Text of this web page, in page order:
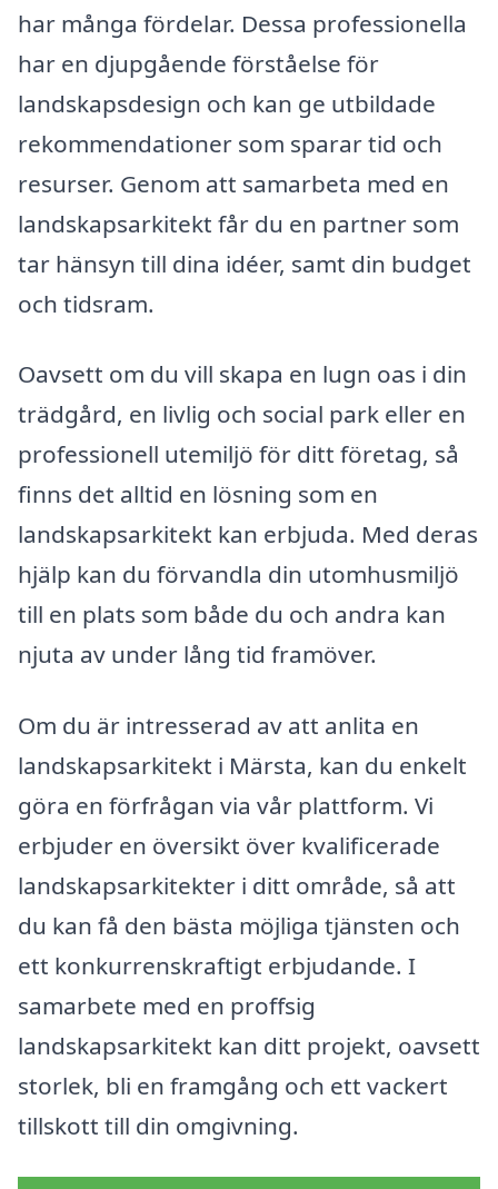
har många fördelar. Dessa professionella
har en djupgående förståelse för
landskapsdesign och kan ge utbildade
rekommendationer som sparar tid och
resurser. Genom att samarbeta med en
landskapsarkitekt får du en partner som
tar hänsyn till dina idéer, samt din budget
och tidsram.
Oavsett om du vill skapa en lugn oas i din
trädgård, en livlig och social park eller en
professionell utemiljö för ditt företag, så
finns det alltid en lösning som en
landskapsarkitekt kan erbjuda. Med deras
hjälp kan du förvandla din utomhusmiljö
till en plats som både du och andra kan
njuta av under lång tid framöver.
Om du är intresserad av att anlita en
landskapsarkitekt i Märsta, kan du enkelt
göra en förfrågan via vår plattform. Vi
erbjuder en översikt över kvalificerade
landskapsarkitekter i ditt område, så att
du kan få den bästa möjliga tjänsten och
ett konkurrenskraftigt erbjudande. I
samarbete med en proffsig
landskapsarkitekt kan ditt projekt, oavsett
storlek, bli en framgång och ett vackert
tillskott till din omgivning.